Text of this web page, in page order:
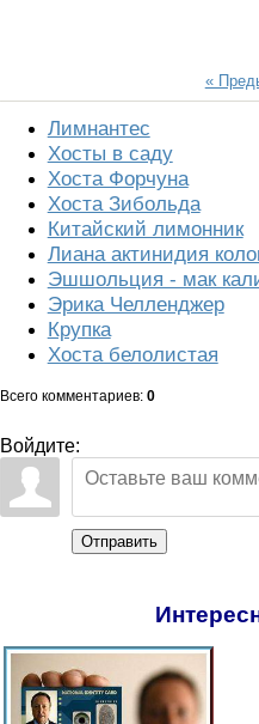
«
Лимнантес
Хосты в саду
Хоста Форчуна
Хоста Зибольда
Китайский лимонник
Лиана актинидия
Эшшольция - мак
Эрика Челленджер
Крупка
Хоста белолистая
Всего комментариев: 0
Войдите:
Отправить